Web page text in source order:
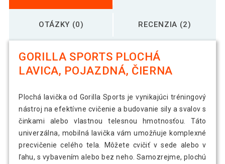
OTÁZKY (0) RECENZIA (2)
GORILLA SPORTS PLOCHÁ
LAVICA, POJAZDNÁ, ČIERNA
Plochá lavička od Gorilla Sports je vynikajúci tréningový
nástroj na efektívne cvičenie a budovanie sily a svalov s
činkami alebo vlastnou telesnou hmotnosťou. Táto
univerzálna, mobilná lavička vám umožňuje komplexné
precvičenie celého tela. Môžete cvičiť v sede alebo v
ľahu, s vybavením alebo bez neho. Samozrejme, plochú